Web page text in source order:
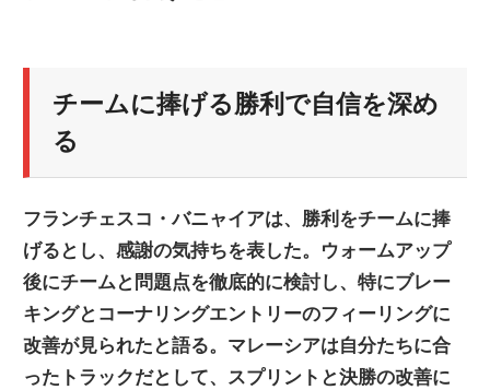
ュ
ー
ス
チームに捧げる勝利で自信を深め
る
フランチェスコ・バニャイアは、勝利をチームに捧
げるとし、感謝の気持ちを表した。ウォームアップ
後にチームと問題点を徹底的に検討し、特にブレー
キングとコーナリングエントリーのフィーリングに
改善が見られたと語る。マレーシアは自分たちに合
ったトラックだとして、スプリントと決勝の改善に